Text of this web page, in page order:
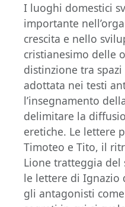
I luoghi domestici
importante
crescita e nello
cristianesimo delle
distinzione tra
adottata nei testi
l’insegnamento
delimitare la
eretiche. Le lettere
Timoteo e Tito, il
Lione tratteggia del
le lettere di Ignazio
gli antagonisti